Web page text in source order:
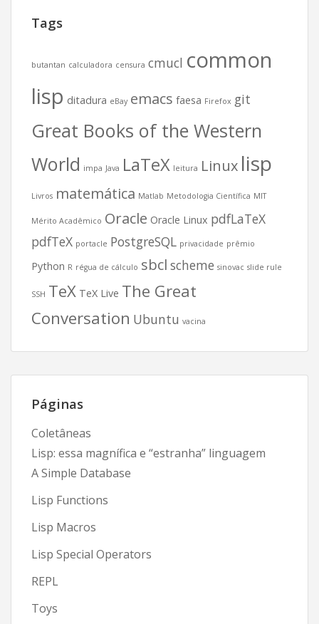
Tags
butantan calculadora censura cmucl common
lisp ditadura eBay emacs faesa Firefox git
Great Books of the Western
World impa Java LaTeX leitura Linux lisp
Livros matemática Matlab Metodologia Científica MIT
Mérito Acadêmico Oracle Oracle Linux pdfLaTeX
pdfTeX portacle PostgreSQL privacidade prêmio
Python R régua de cálculo sbcl scheme sinovac slide rule
SSH TeX TeX Live The Great
Conversation Ubuntu vacina
Páginas
Coletâneas
Lisp: essa magnífica e “estranha” linguagem
A Simple Database
Lisp Functions
Lisp Macros
Lisp Special Operators
REPL
Toys